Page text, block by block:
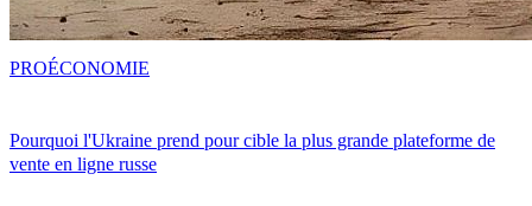
Pourquoi l'Ukraine prend pour cible la plus grande plateforme de
vente en ligne russe
PROÉCONOMIE